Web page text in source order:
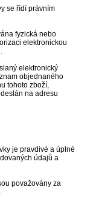
se řídí právním
fyzická nebo
elektronickou
elektronický
objednaného
tohoto zboží,
na adresu
je pravdivé a úplné
údajů a
považovány za